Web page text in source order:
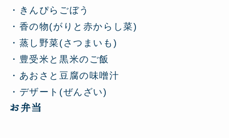
・きんぴらごぼう
・香の物(がりと赤からし菜)
・蒸し野菜(さつまいも)
・豊受米と黒米のご飯
・あおさと豆腐の味噌汁
・デザート(ぜんざい)
お弁当